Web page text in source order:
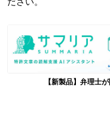
【新製品】弁理士